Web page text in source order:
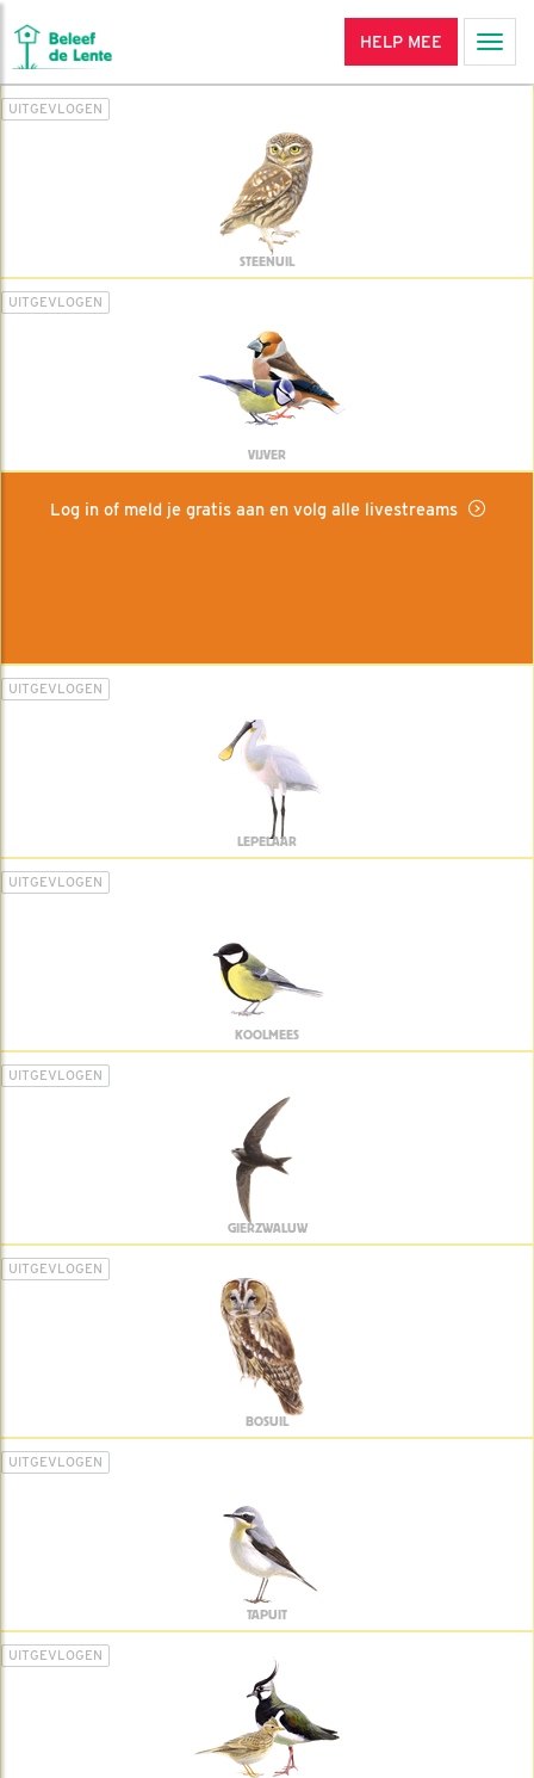
HELP MEE
UITGEVLOGEN
STEENUIL
UITGEVLOGEN
VIJVER
Log in of meld je gratis aan en volg alle livestreams
UITGEVLOGEN
LEPELAAR
UITGEVLOGEN
KOOLMEES
UITGEVLOGEN
GIERZWALUW
UITGEVLOGEN
BOSUIL
UITGEVLOGEN
TAPUIT
UITGEVLOGEN